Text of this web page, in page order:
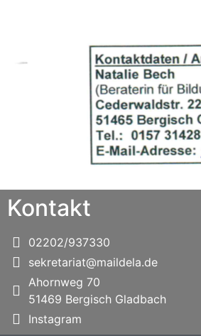
Kontakt
02202/937330
sekretariat@maildela.de
Ahornweg 70
51469 Bergisch Gladbach
Instagram